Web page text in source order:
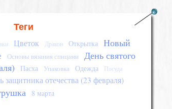
Теги
Цветок Дракон Открытка Новый
Основы вязания спицами
День святого
Пасха Упаковка Одежда Посуда
защитника отечества (23 февраля)
8 марта